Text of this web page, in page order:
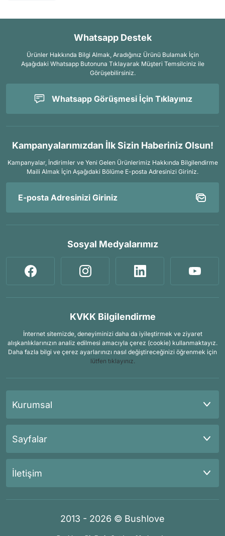
Whatsapp Destek
Ürünler Hakkında Bilgi Almak, Aradığınız Ürünü Bulamak İçin
Aşağıdaki Whatsapp Butonuna Tıklayarak Müşteri Temsilciniz ile
Görüşebilirsiniz.
Whatsapp Görüşmesi İçin Tıklayınız
Kampanyalarımızdan İlk Sizin Haberiniz Olsun!
Kampanyalar, İndirimler ve Yeni Gelen Ürünlerimiz Hakkında Bilgilendirme
Maili Almak İçin Aşağıdaki Bölüme E-posta Adresinizi Giriniz.
Sosyal Medyalarımız
KVKK Bilgilendirme
İnternet sitemizde, deneyiminizi daha da iyileştirmek ve ziyaret
alışkanlıklarınızın analiz edilmesi amacıyla çerez (cookie) kullanmaktayız.
Daha fazla bilgi ve çerez ayarlarınızı nasıl değiştireceğinizi öğrenmek için
lütfen tıklayınız.
Kurumsal
Sayfalar
İletişim
2013 - 2026 © Bushlove